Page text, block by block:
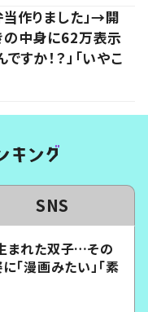
作りました」→開
中身に62万表示
すか！？」「いやこ
SNS
まれた双子…その
「漫画みたい」「素